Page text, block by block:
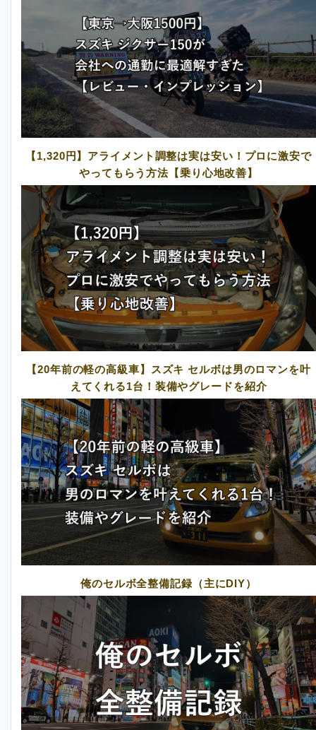
【1,320円】アライメント調整は実は安い！プロに激安で
やってもらう方法【乗り心地改善】
【20年前の軽の高級車】スズキ セルボは男のロマンを叶
えてくれる1台！装備やグレードを紹介
俺のセルボ全整備記録（主にDIY）